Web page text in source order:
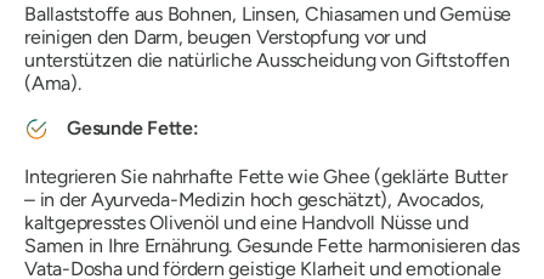
Ballaststoffe aus Bohnen, Linsen, Chiasamen und Gemüse
reinigen den Darm, beugen Verstopfung vor und
unterstützen die natürliche Ausscheidung von Giftstoffen
(Ama).
Gesunde Fette:
Integrieren Sie nahrhafte Fette wie Ghee (geklärte Butter
– in der Ayurveda-Medizin hoch geschätzt), Avocados,
kaltgepresstes Olivenöl und eine Handvoll Nüsse und
Samen in Ihre Ernährung. Gesunde Fette harmonisieren das
Vata-Dosha und fördern geistige Klarheit und emotionale